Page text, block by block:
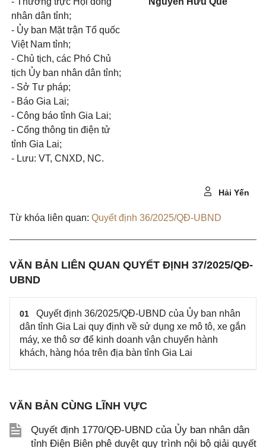
nhân dân tỉnh;
- Ủy ban Mặt trận Tổ quốc
Việt Nam tỉnh;
- Chủ tịch, các Phó Chủ
tịch Ủy ban nhân dân tỉnh;
- Sở Tư pháp;
- Báo Gia Lai;
- Công báo tỉnh Gia Lai;
- Cổng thông tin điện tử
tỉnh Gia Lai;
- Lưu: VT, CNXD, NC.
Hải Yến
Từ khóa liên quan: Quyết định 36/2025/QĐ-UBND
VĂN BẢN LIÊN QUAN QUYẾT ĐỊNH 37/2025/QĐ-
UBND
01
Quyết định 36/2025/QĐ-UBND của Ủy ban nhân
dân tỉnh Gia Lai quy định về sử dụng xe mô tô, xe gắn
máy, xe thô sơ để kinh doanh vận chuyển hành
khách, hàng hóa trên địa bàn tỉnh Gia Lai
VĂN BẢN CÙNG LĨNH VỰC
Quyết định 1770/QĐ-UBND của Ủy ban nhân dân
tỉnh Điện Biên phê duyệt quy trình nội bộ giải quyết